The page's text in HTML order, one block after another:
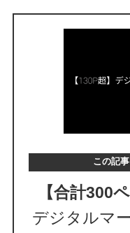
この記
【合計300
デジタルマ